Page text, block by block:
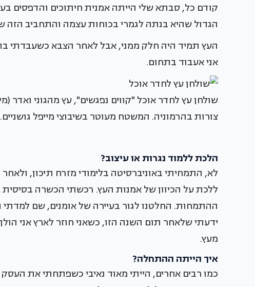
קודם כל, סבתא שלי הייתה אמנית חיתוכים והדפסים
הגדול שהיא בנתה לגמרי בכוחות עצמה והתחביב
העץ תמיד היה חלק ממני, אבל לאחר הצבא כשעבדתי
אני אעבוד בתחום.
שולחן עץ לחדר אוכל "קווים נפגשים", עץ מהגוני
צורות בהרמוניה. המשטח מעוטר בשיבוצי מייפל גושניים.
הלכת ללמוד נגרות או עיצוב?
לא, התמחיתי באוניברסיטה בלימודי מזרח תיכון,
ללכת על הכיוון של אמנות העץ. רכשתי הכשרה בסיסית
ההתמחות. החלטנו לגור בעיירה של אומנים, שם למדתי
ידעתי שלאחר תום השנה הזו, כשאני חוזר לארץ אני
מעץ.
איך הייתה ההתחלה?
כמו רבים אחרים, הייתי מאוד נאיבי כשפתחתי את